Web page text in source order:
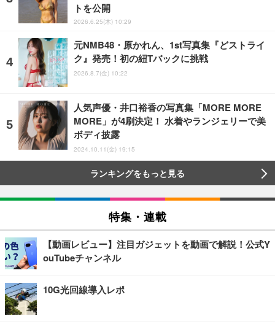
トを公開
2026.6.25(木) 10:29
元NMB48・原かれん、1st写真集『どストライ
ク』発売！初の紐Tバックに挑戦
2026.8.7(金) 10:22
人気声優・井口裕香の写真集「MORE MORE
MORE」が4刷決定！ 水着やランジェリーで美
ボディ披露
2024.10.11(金) 19:15
ランキングをもっと見る
特集・連載
【動画レビュー】注目ガジェットを動画で解説！公式Y
ouTubeチャンネル
10G光回線導入レポ